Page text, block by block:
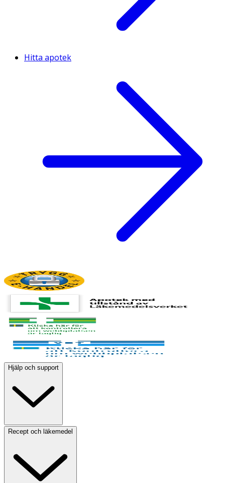
Hitta apotek
Hjälp och support
Recept och läkemedel